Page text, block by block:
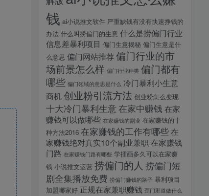
钱 ai小说推文软件 严重缺钱有没有快速挣钱的
办法 什么叫捞偏门的生意 什么是捞偏门行业
信息差暴利项目 偏门生意揭秘 偏门生意是什
么意思 偏门网站推荐 偏门行业的市
场前景怎么样 偏门行业种类 偏门都有
哪些 偏门领域的意思是什么 冷门暴利小生意
商机创业粉引流方法 创业粉怎么变现
十大冷门暴利生意 在家中赚钱 在家
赚钱可以做哪些 在家赚钱的副业 在家赚钱的十
种方法2016 在家赚钱的工作有哪些在
家赚钱绝对真实10个副业兼职 在家赚钱
门路 在家赚钱门路有哪些 学插画多久可以在家赚
钱 小说推文运营 捞偏门的人 捞偏门短
剧全集播放免费 捞偏门赚钱的路子 暴利项目
加盟哪家好 正规在家兼职赚钱 歪门邪道做什么